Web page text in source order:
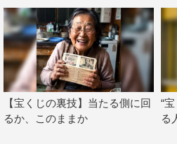
収録予定。そして、公開された
映画で描かれた、車の後部にい
て、祝福を受けながら新郎新婦
せの音を響かせて颯爽と走り去る
ンされている。
商品情報
【宝くじの裏技】当たる側に回
るか、このままか
“
る